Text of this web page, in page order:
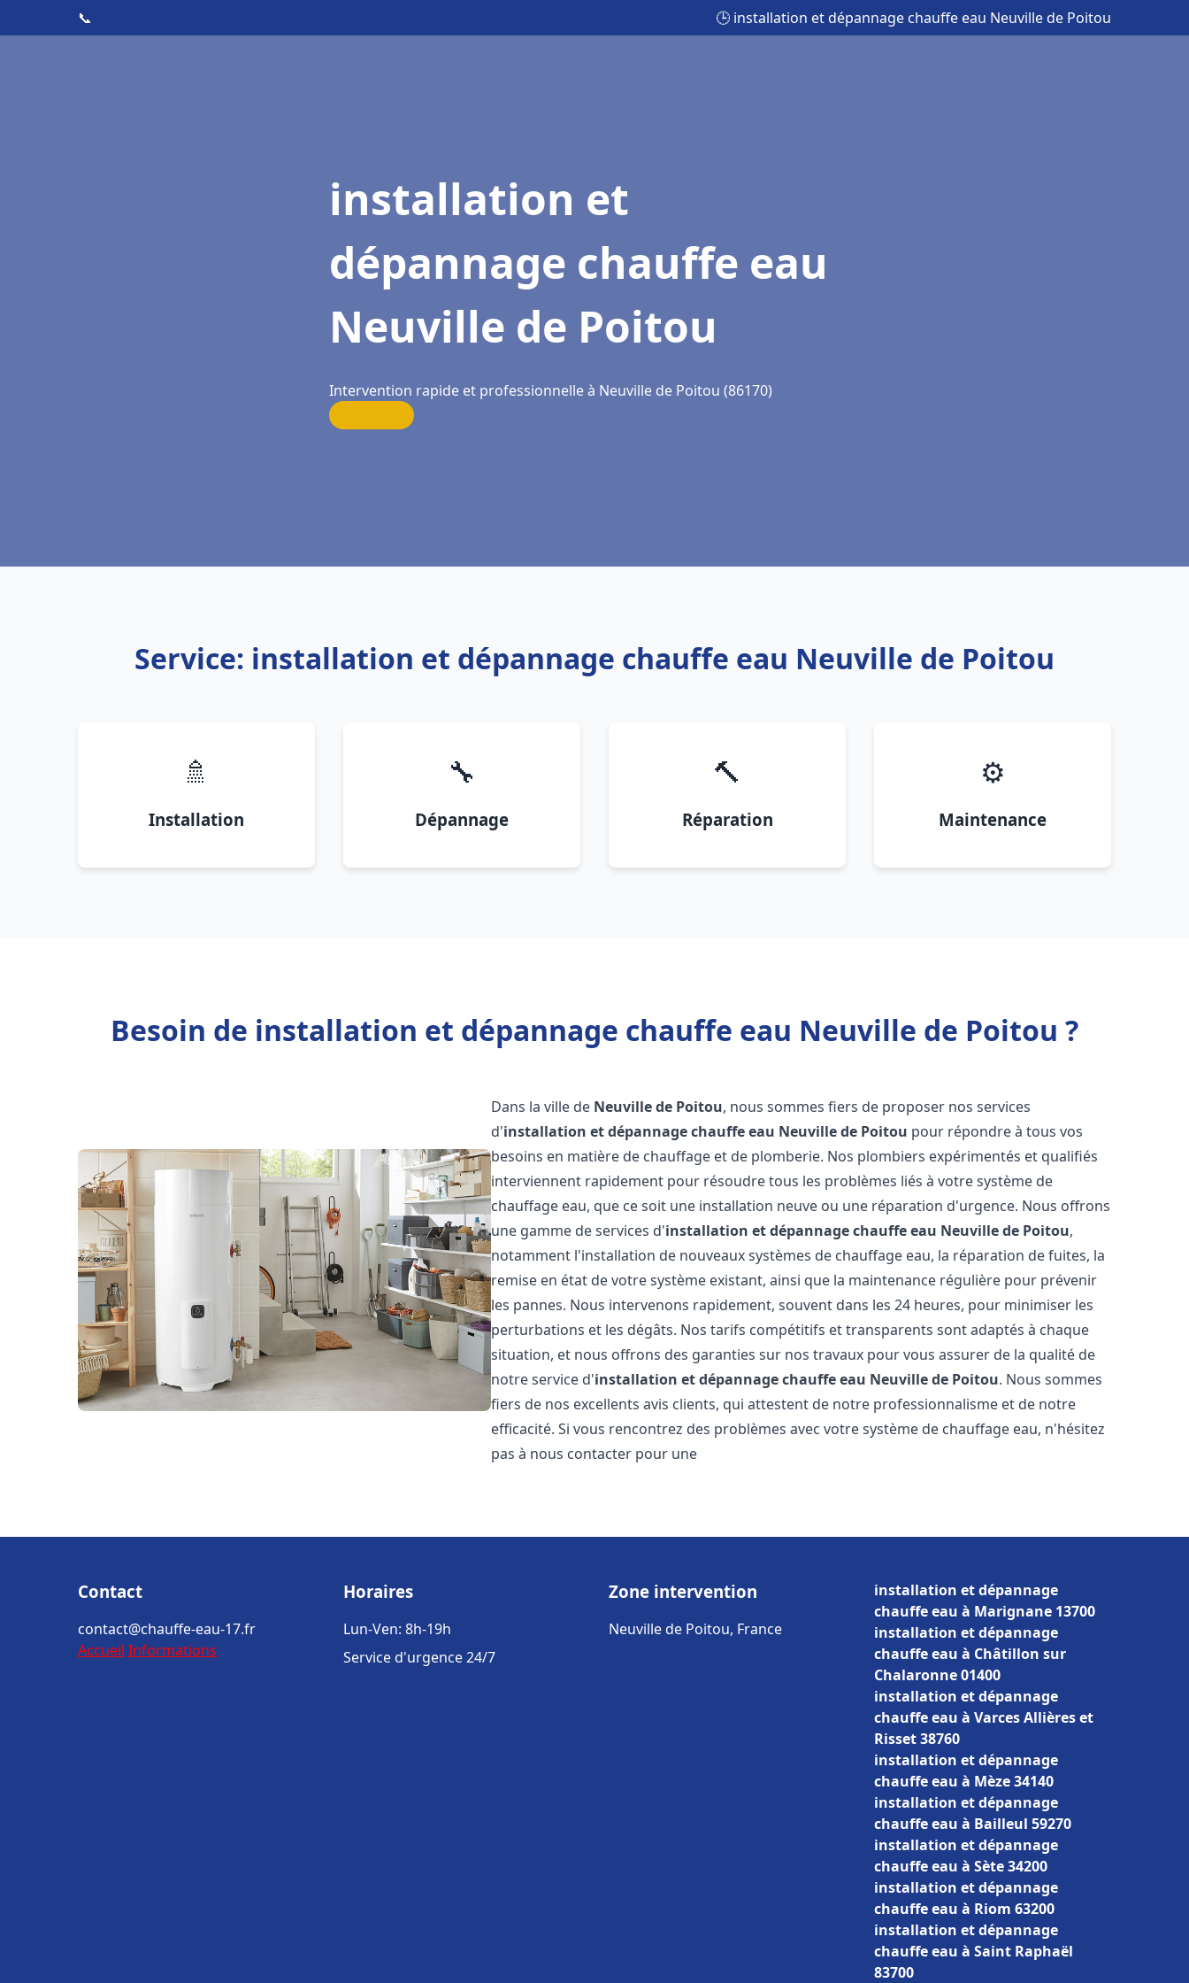
📞 🕒 installation et dépannage chauffe eau Neuville de Poitou
installation et
dépannage chauffe eau
Neuville de Poitou
Intervention rapide et professionnelle à Neuville de Poitou (86170)
Service: installation et dépannage chauffe eau Neuville de Poitou
🚿
Installation
🔧
Dépannage
🔨
Réparation
⚙️
Maintenance
Besoin de installation et dépannage chauffe eau Neuville de Poitou ?
Dans la ville de Neuville de Poitou, nous sommes fiers de proposer nos services
d'installation et dépannage chauffe eau Neuville de Poitou pour répondre à tous vos
besoins en matière de chauffage et de plomberie. Nos plombiers expérimentés et qualifiés
interviennent rapidement pour résoudre tous les problèmes liés à votre système de
chauffage eau, que ce soit une installation neuve ou une réparation d'urgence. Nous offrons
une gamme de services d'installation et dépannage chauffe eau Neuville de Poitou,
notamment l'installation de nouveaux systèmes de chauffage eau, la réparation de fuites, la
remise en état de votre système existant, ainsi que la maintenance régulière pour prévenir
les pannes. Nous intervenons rapidement, souvent dans les 24 heures, pour minimiser les
perturbations et les dégâts. Nos tarifs compétitifs et transparents sont adaptés à chaque
situation, et nous offrons des garanties sur nos travaux pour vous assurer de la qualité de
notre service d'installation et dépannage chauffe eau Neuville de Poitou. Nous sommes
fiers de nos excellents avis clients, qui attestent de notre professionnalisme et de notre
efficacité. Si vous rencontrez des problèmes avec votre système de chauffage eau, n'hésitez
pas à nous contacter pour une
Contact
contact@chauffe-eau-17.fr
Accueil Informations
Horaires
Lun-Ven: 8h-19h
Service d'urgence 24/7
Zone intervention
Neuville de Poitou, France
installation et dépannage
chauffe eau à Marignane 13700
installation et dépannage
chauffe eau à Châtillon sur
Chalaronne 01400
installation et dépannage
chauffe eau à Varces Allières et
Risset 38760
installation et dépannage
chauffe eau à Mèze 34140
installation et dépannage
chauffe eau à Bailleul 59270
installation et dépannage
chauffe eau à Sète 34200
installation et dépannage
chauffe eau à Riom 63200
installation et dépannage
chauffe eau à Saint Raphaël
83700